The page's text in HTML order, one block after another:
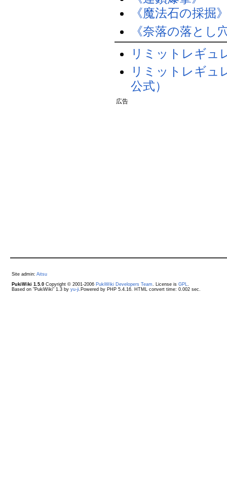
《魔法石の採掘
《奈落の落とし
リミットレギュ
リミットレギュ
公式）
広告
Site admin: Aitsu
PukiWiki 1.5.0Copyright © 2001-2006 PukiWiki Developers Team . License is GPL
Based on "PukiWiki" 1.3 by yu-ji.Powered by PHP 5.4.16. HTML convert time: 0.002 sec.